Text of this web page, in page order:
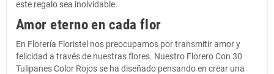
este regalo sea inolvidable.
Amor eterno en cada flor
En Florería Floristel nos preocupamos por transmitir amor y
felicidad a través de nuestras flores. Nuestro Florero Con 30
Tulipanes Color Rojos se ha diseñado pensando en crear una